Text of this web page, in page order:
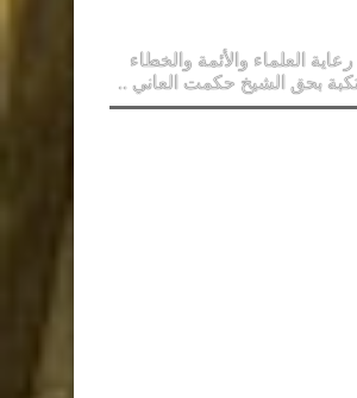
العلماء والأئمة والخطاء
بحق الشيخ حكمت العاني ..